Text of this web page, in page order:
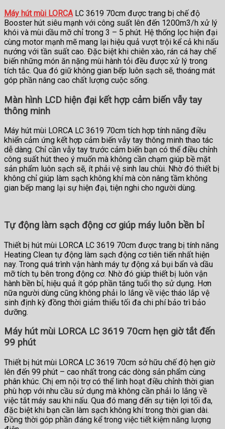
Máy hút mùi LORCALC 3619 70cm được trang bị chế độ
Booster hút siêu mạnh với công suất lên đến 1200m3/h xử lý
khói và mùi dầu mỡ chỉ trong 3 – 5 phút. Hệ thống lọc hiện đại
cùng motor mạnh mẽ mang lại hiệu quả vượt trội kể cả khi nấu
nướng với tần suất cao. Đặc biệt khi chiên xào, rán cá hay chế
biến những món ăn nặng mùi hành tỏi đều được xử lý trong
tích tắc. Qua đó giữ không gian bếp luôn sạch sẽ, thoáng mát
góp phần nâng cao chất lượng cuộc sống.
Màn hình LCD hiện đại kết hợp cảm biến vẫy tay
thông minh
Máy hút mùi LORCA LC 3619 70cm tích hợp tính năng điều
khiển cảm ứng kết hợp cảm biến vẫy tay thông minh thao tác
dễ dàng. Chỉ cần vẫy tay trước cảm biến bạn có thể điều chỉnh
công suất hút theo ý muốn mà không cần chạm giúp bề mặt
sản phẩm luôn sạch sẽ, ít phải vệ sinh lau chùi. Nhờ đó thiết bị
không chỉ giúp làm sạch không khí mà còn nâng tầm không
gian bếp mang lại sự hiện đại, tiện nghi cho người dùng.
Tự động làm sạch động cơ giúp máy luôn bền bỉ
Thiết bị hút mùi LORCA LC 3619 70cm được trang bị tính năng
Heating Clean tự động làm sạch động cơ tiên tiến nhất hiện
nay. Trong quá trình vận hành máy tự động xả bụi bẩn và dầu
mỡ tích tụ bên trong động cơ. Nhờ đó giúp thiết bị luôn vận
hành bền bỉ, hiệu quả ít góp phần tăng tuổi thọ sử dụng. Hơn
nữa người dùng cũng không phải lo lắng về việc tháo lắp vệ
sinh định kỳ đồng thời giảm thiểu tối đa chi phí bảo trì bảo
dưỡng.
Máy hút mùi LORCA LC 3619 70cm hẹn giờ tắt đến
99 phút
Thiết bị hút mùi LORCA LC 3619 70cm sở hữu chế độ hẹn giờ
lên đến 99 phút – cao nhất trong các dòng sản phẩm cùng
phân khúc. Chị em nội trợ có thể linh hoạt điều chỉnh thời gian
phù hợp với nhu cầu sử dụng mà không cần phải lo lắng về
việc tắt máy sau khi nấu. Qua đó mang đến sự tiện lợi tối đa,
đặc biệt khi bạn cần làm sạch không khí trong thời gian dài.
Đồng thời góp phần đáng kể trong việc tiết kiệm năng lượng